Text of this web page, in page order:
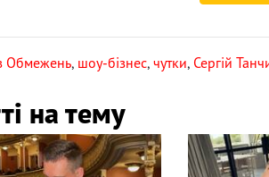
Обмежень, шоу-бізнес, чутки, Сергій
на тему